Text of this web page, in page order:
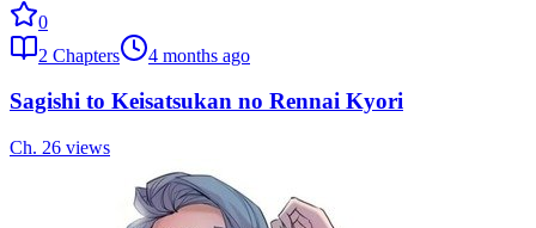
0
2 Chapters 4 months ago
Sagishi to Keisatsukan no Rennai Kyori
Ch. 26 views